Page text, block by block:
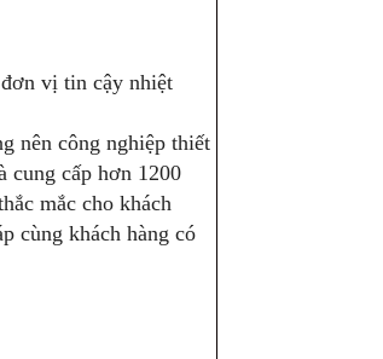
vị tin cậy nhiệt
nên công nghiệp thiết
cung cấp hơn 1200
mắc cho khách
cùng khách hàng có